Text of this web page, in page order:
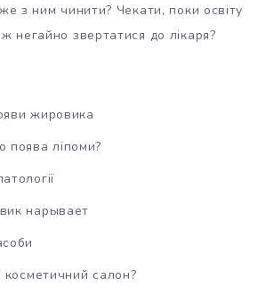
з ним чинити? Чекати, поки освіту
негайно звертатися до лікаря?
жировика
поява ліпоми?
нарывает
косметичний салон?